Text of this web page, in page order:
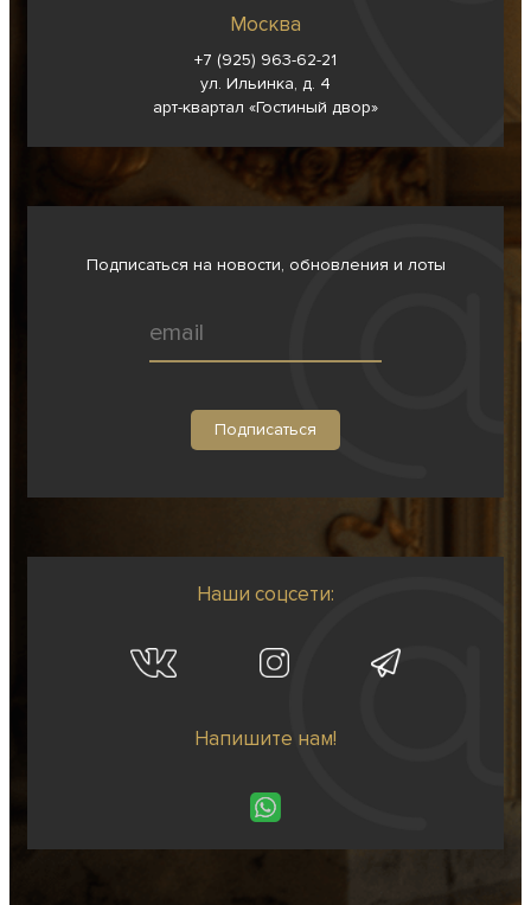
Москва
+7 (925) 963-62-21
ул. Ильинка, д. 4
арт-квартал «Гостиный двор»
Подписаться на новости, обновления и лоты
Наши соцсети:
Напишите нам!